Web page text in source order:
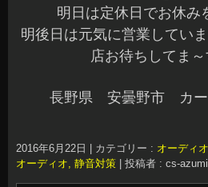
明日は定休日でお休み
明後日は元気に営業してい
店お待ちしてま
長野県 安曇野市 カー
2016年6月22日 カテゴリー : オーディ
オーディオ, 静音対策
投稿者 : cs-azumi